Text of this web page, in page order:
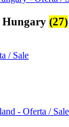
(27)